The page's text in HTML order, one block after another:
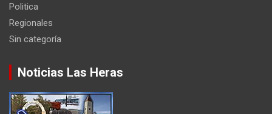
Politica
Regionales
Sin categoría
Noticias Las Heras